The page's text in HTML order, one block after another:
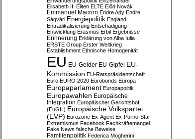
Elisabeth II. Eliten ELTE Előd Novák
Emmanuel Macron Endre Ady Endre
Ságvári Energiepolitik England
Entradikalisierung Entschädigung
Entwicklung Erasmus Erbil Ergebnisse
Erinnerung Erklärung von Alba Iulia
ERSTE Group Erster Weltkrieg
Establishment Ethnische Homogenität
EU EU-Gelder EU-Gipfel EU-
Kommission EU-Ratspräsidentschaft
Euro EURO 2020 Eurobonds Europa
Europaparlament Europapolitik
Europawahlen Europäische
Integration Europäischer Gerichtshof
(EuGH) Europäische Volkspartei
(EVP) Eurozone Ex-Agent Ex-Porno-Star
Extremismus Facebook Fachkräftemangel
Fake News falsche Beweise
Familienpolitik Federica Mogherini